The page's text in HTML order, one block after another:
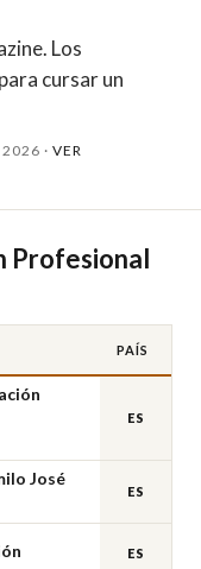
Los
cursar un
· VER
Profesional
PAÍS
ES
José
ES
ES